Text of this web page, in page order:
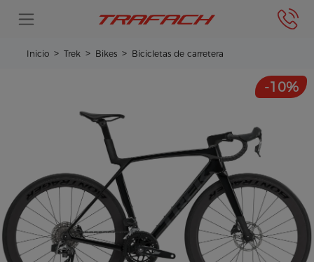
Inicio Trek Bikes Bicicletas de carretera
-10%